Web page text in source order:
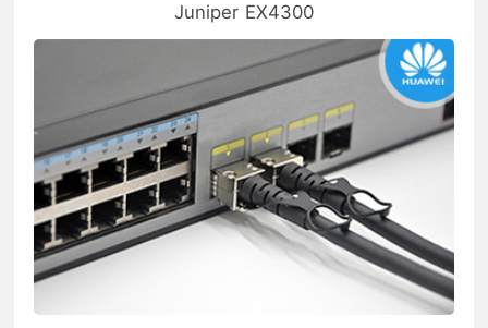
Juniper EX4300